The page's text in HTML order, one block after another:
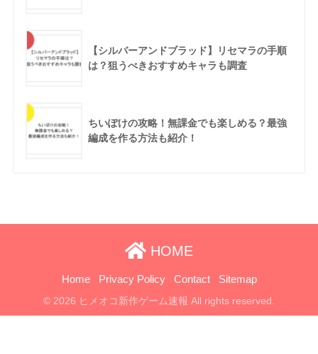
【シルバーアンドブラッド】リセマラの手順
は？狙うべきおすすめキャラも調査
ちいぽけの攻略！無課金でも楽しめる？最強
編成を作る方法も紹介！
HOME
Home Privacy Policy Contact Sitemap
© 2026 ヒメオコ新作ゲーム速報 All rights reserved.